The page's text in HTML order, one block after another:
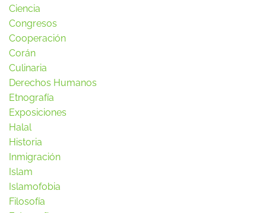
Ciencia
Congresos
Cooperación
Corán
Culinaria
Derechos Humanos
Etnografía
Exposiciones
Halal
Historia
Inmigración
Islam
Islamofobia
Filosofía